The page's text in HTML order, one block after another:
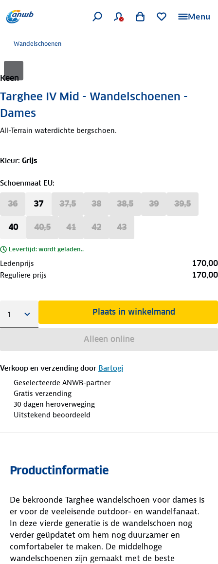
Menu
Wandelschoenen
Keen
Targhee IV Mid - Wandelschoenen -
Dames
All-Terrain waterdichte bergschoen.
Kleur: Grijs
Schoenmaat EU:
36 37 37,5 38 38,5 39 39,5
40 40,5 41 42 43
Levertijd: wordt geladen..
Ledenprijs 170,00
Reguliere prijs 170,00
Plaats in winkelmand
Alleen online
Verkoop en verzending door Bartogi
Geselecteerde ANWB-partner
Gratis verzending
30 dagen heroverweging
Uitstekend beoordeeld
Productinformatie
De bekroonde Targhee wandelschoen voor dames is
er voor de veeleisende outdoor- en wandelfanaat.
In deze vierde generatie is de wandelschoen nog
verder geüpdatet om hem nog duurzamer en
comfortabeler te maken. De middelhoge
wandelschoenen zijn gemaakt met de beste